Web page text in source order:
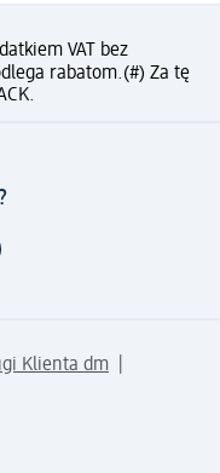
VAT bez
rabatom.(#) Za tę
Klienta dm